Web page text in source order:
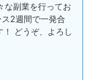
な副業を行ってお
2週間で一発合
どうぞ、よろし